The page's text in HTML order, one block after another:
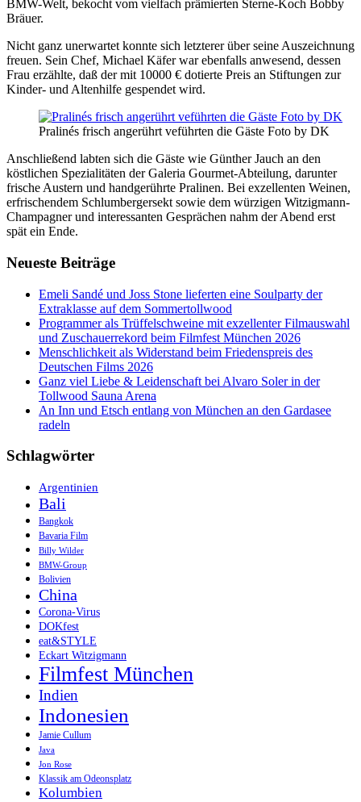
BMW-Welt, bekocht vom vielfach prämierten Sterne-Koch Bobby
Bräuer.
Nicht ganz unerwartet konnte sich letzterer über seine Auszeichnung
freuen. Sein Chef, Michael Käfer war ebenfalls anwesend, dessen
Frau erzählte, daß der mit 10000 € dotierte Preis an Stiftungen zur
Kinder- und Altenhilfe gespendet wird.
Pralinés frisch angerührt veführten die Gäste Foto by DK
Anschließend labten sich die Gäste wie Günther Jauch an den
köstlichen Spezialitäten der Galeria Gourmet-Abteilung, darunter
frische Austern und handgerührte Pralinen. Bei exzellenten Weinen,
erfrischendem Schlumbergersekt sowie dem würzigen Witzigmann-
Champagner und interessanten Gesprächen nahm der Abend erst
spät ein Ende.
Neueste Beiträge
Emeli Sandé und Joss Stone lieferten eine Soulparty der
Extraklasse auf dem Sommertollwood
Programmer als Trüffelschweine mit exzellenter Filmauswahl
und Zuschauerrekord beim Filmfest München 2026
Menschlichkeit als Widerstand beim Friedenspreis des
Deutschen Films 2026
Ganz viel Liebe & Leidenschaft bei Alvaro Soler in der
Tollwood Sauna Arena
An Inn und Etsch entlang von München an den Gardasee
radeln
Schlagwörter
Argentinien
Bali
Bangkok
Bavaria Film
Billy Wilder
BMW-Group
Bolivien
China
Corona-Virus
DOKfest
eat&STYLE
Eckart Witzigmann
Filmfest München
Indien
Indonesien
Jamie Cullum
Java
Jon Rose
Klassik am Odeonsplatz
Kolumbien